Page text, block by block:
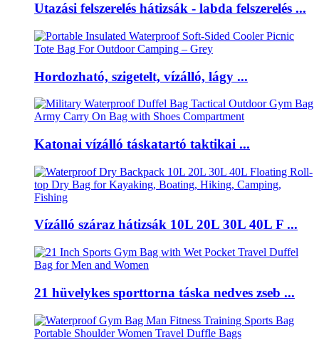
Utazási felszerelés hátizsák - labda felszerelés ...
Hordozható, szigetelt, vízálló, lágy ...
Katonai vízálló táskatartó taktikai ...
Vízálló száraz hátizsák 10L 20L 30L 40L F ...
21 hüvelykes sporttorna táska nedves zseb ...